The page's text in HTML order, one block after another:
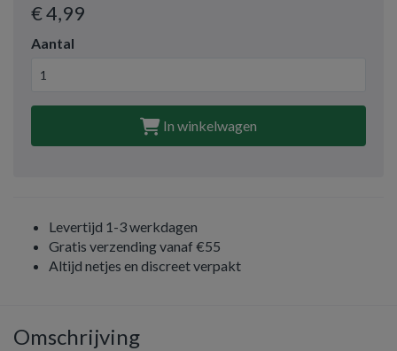
€ 4,99
Aantal
In winkelwagen
Levertijd 1-3 werkdagen
Gratis verzending vanaf €55
Altijd netjes en discreet verpakt
Omschrijving